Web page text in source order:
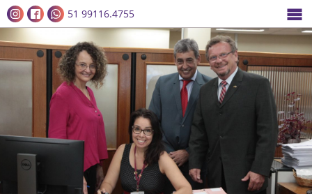
51 99116.4755